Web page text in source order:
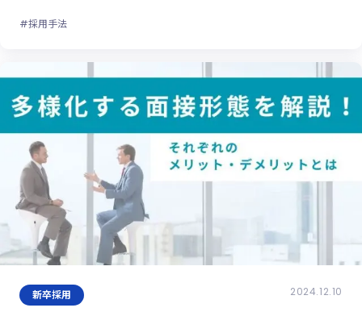
#採用手法
新卒採用 2024.12.10